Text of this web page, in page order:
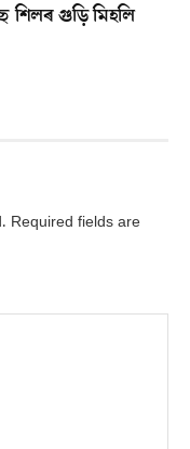
শিলৰ গুড়ি মিহলি
Required fields are